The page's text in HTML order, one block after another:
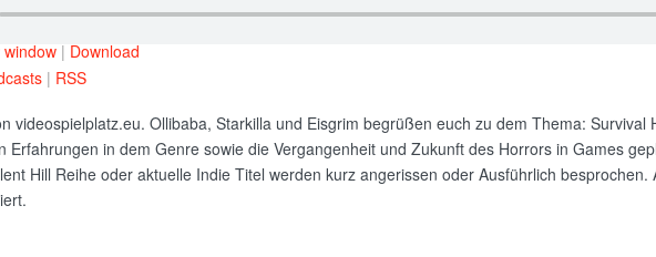
| Download
| RSS
videospielplatz.eu. Ollibaba, Starkilla und Eisgrim begrüßen euch zu dem Thema:
Erfahrungen in dem Genre sowie die Vergangenheit und Zukunft des Horrors in Games
Hill Reihe oder aktuelle Indie Titel werden kurz angerissen oder Ausführlich